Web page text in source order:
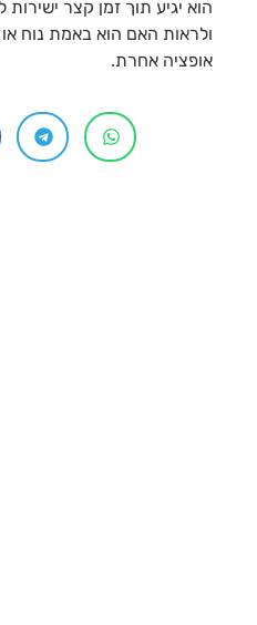
הוא יגיע תוך זמן קצר ישירות
ולראות האם הוא באמת נוח
אופציה אחרת.